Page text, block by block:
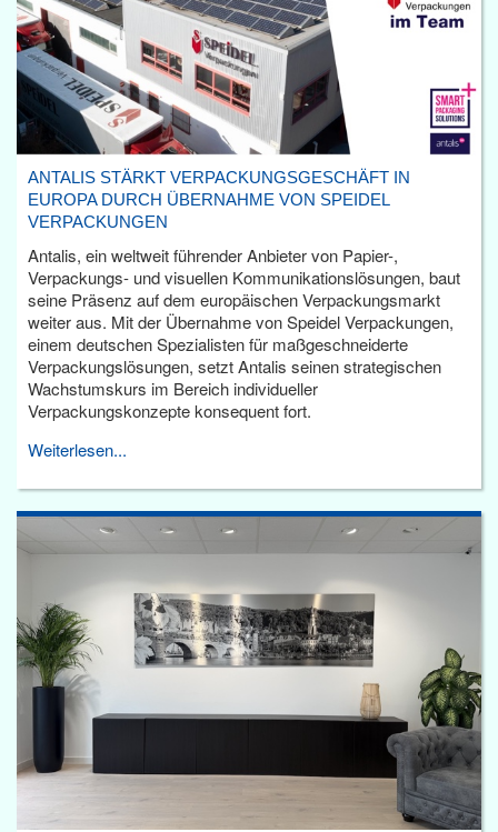
ANTALIS STÄRKT VERPACKUNGSGESCHÄFT IN
EUROPA DURCH ÜBERNAHME VON SPEIDEL
VERPACKUNGEN
Antalis, ein weltweit führender Anbieter von Papier-,
Verpackungs- und visuellen Kommunikationslösungen, baut
seine Präsenz auf dem europäischen Verpackungsmarkt
weiter aus. Mit der Übernahme von Speidel Verpackungen,
einem deutschen Spezialisten für maßgeschneiderte
Verpackungslösungen, setzt Antalis seinen strategischen
Wachstumskurs im Bereich individueller
Verpackungskonzepte konsequent fort.
Weiterlesen...